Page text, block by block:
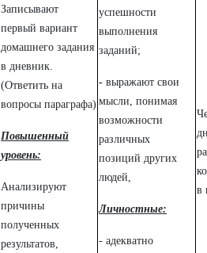
Записывают
первый вариант
домашнего задания
в дневник.
(Ответить на
вопросы параграфа)
Повышенный
уровень:
Анализируют
причины
полученных
результатов,
успешности
выполнения
заданий;
- выражают свои
мысли, понимая
возможности
различных
позиций других
людей,
Личностные:
- адекватно
в